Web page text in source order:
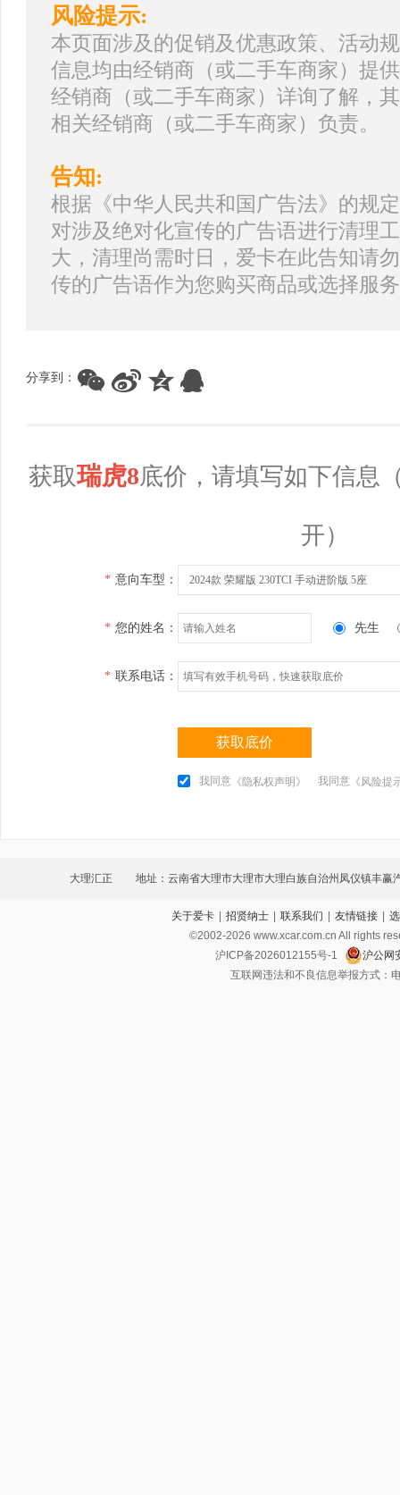
风险提示:
本页面涉及的促销及优惠政策、活动
信息均由经销商（或二手车商家）提
经销商（或二手车商家）详询了解，
相关经销商（或二手车商家）负责。
告知:
根据《中华人民共和国广告法》的规
对涉及绝对化宣传的广告语进行清理
大，清理尚需时日，爱卡在此告知请
传的广告语作为您购买商品或选择服
分享到：
获取瑞虎8底价，请填写如下信息
开）
* 意向车型： 2024款 荣耀版 230TCI 手动进阶版 5座
* 您的姓名： 先生
* 联系电话：
获取底价
我同意 《隐私权声明》 我同意 《风险提
大理汇正 地址：云南省大理市大理市大理白族自治州凤仪镇丰赢
关于爱卡 | 招贤纳士 | 联系我们 | 友情链接 |
©2002-2026 www.xcar.com.cn All rights
沪ICP备2026012155号-1
沪公网
互联网违法和不良信息举报方式：